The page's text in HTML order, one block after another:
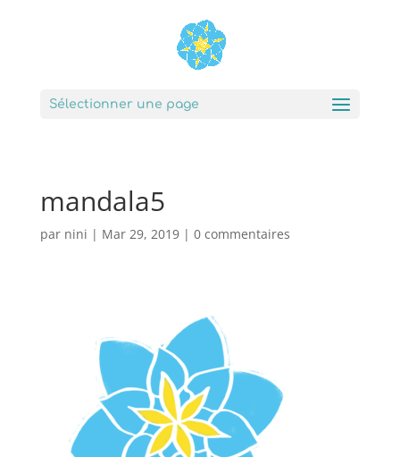
Sélectionner une page
mandala5
par nini | Mar 29, 2019| 0 commentaires